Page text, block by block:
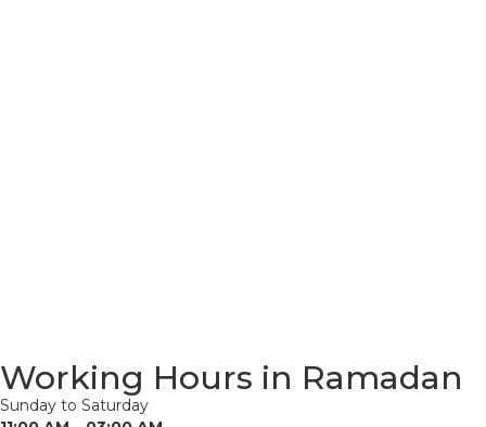
Working Hours in Ramadan
Sunday to Saturday